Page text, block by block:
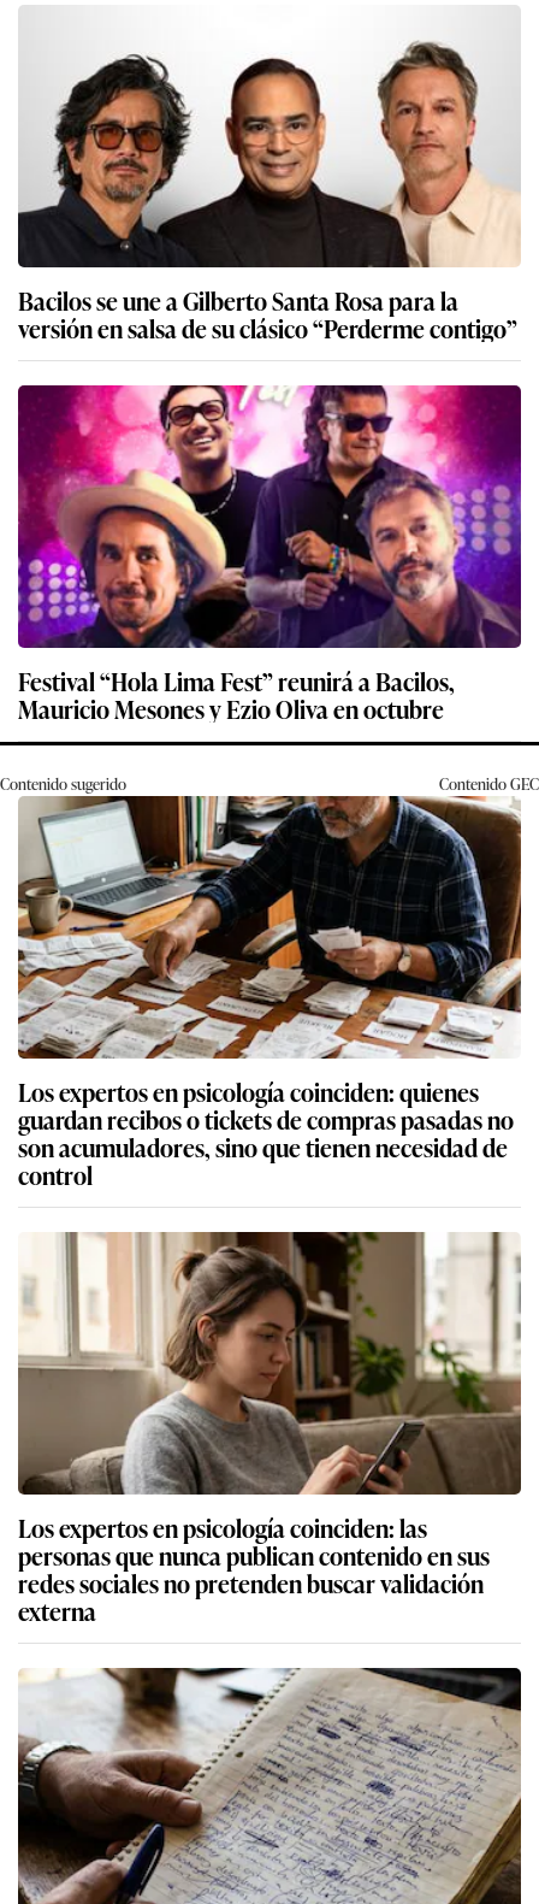
Bacilos se une a Gilberto Santa Rosa para la
versión en salsa de su clásico “Perderme contigo”
Festival “Hola Lima Fest” reunirá a Bacilos,
Mauricio Mesones y Ezio Oliva en octubre
Contenido sugerido ContenidoGEC
Los expertos en psicología coinciden: quienes
guardan recibos o tickets de compras pasadas no
son acumuladores, sino que tienen necesidad de
control
Los expertos en psicología coinciden: las
personas que nunca publican contenido en sus
redes sociales no pretenden buscar validación
externa